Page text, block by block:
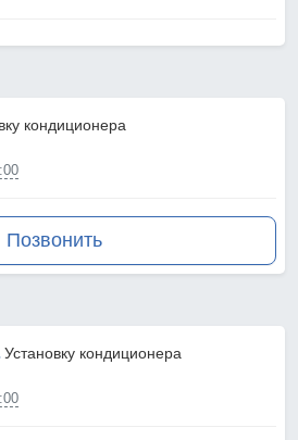
кондиционера
Позвонить
Установку кондиционера